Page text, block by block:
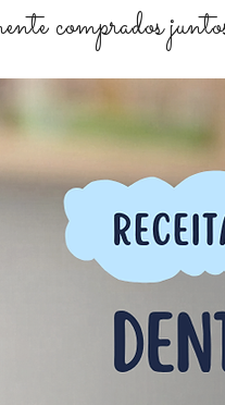
comprados